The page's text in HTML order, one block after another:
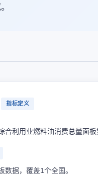
指标定义
合利用业燃料油消费总量面板
数据，覆盖1个全国。